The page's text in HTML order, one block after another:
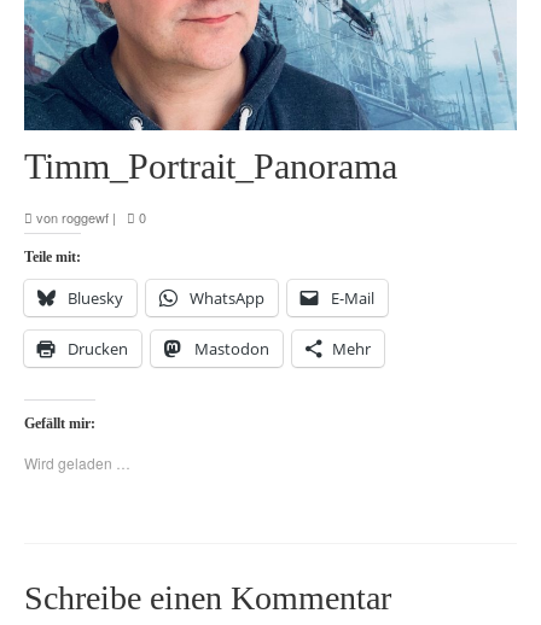
Timm_Portrait_Panorama
vonroggewf | 0
Teile mit:
Bluesky WhatsApp E-Mail
Drucken Mastodon Mehr
Gefällt mir:
Wird geladen …
Schreibe einen Kommentar